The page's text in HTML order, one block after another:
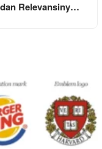
Relevansiny…